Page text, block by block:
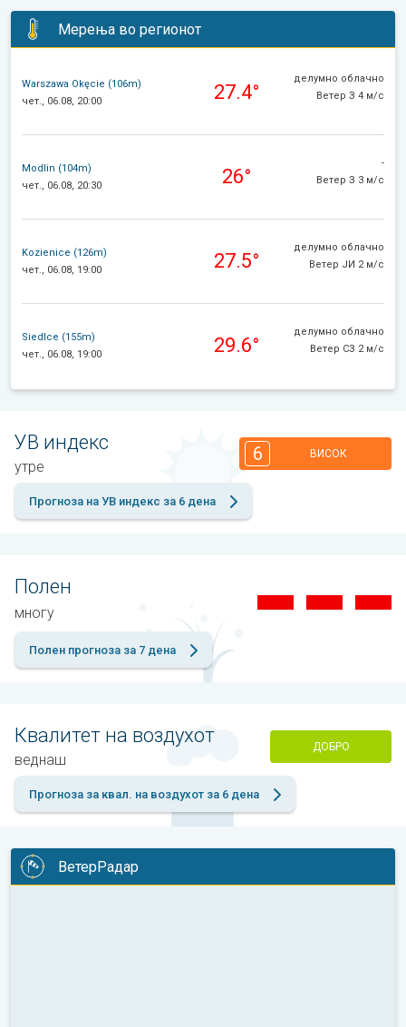
Мерења во регионот
Warszawa Okęcie (106m)
чет., 06.08, 20:00
27.4°
делумно облачно
Ветер З 4 м/с
Modlin (104m)
чет., 06.08, 20:30
26°
-
Ветер З 3 м/с
Kozienice (126m)
чет., 06.08, 19:00
27.5°
делумно облачно
Ветер ЈИ 2 м/с
Siedlce (155m)
чет., 06.08, 19:00
29.6°
делумно облачно
Ветер СЗ 2 м/с
УВ индекс
утре
6 ВИСОК
Прогноза на УВ индекс за 6 дена
Полен
многу
Полен прогноза за 7 дена
Квалитет на воздухот
веднаш
ДОБРО
Прогноза за квал. на воздухот за 6 дена
ВетерРадар